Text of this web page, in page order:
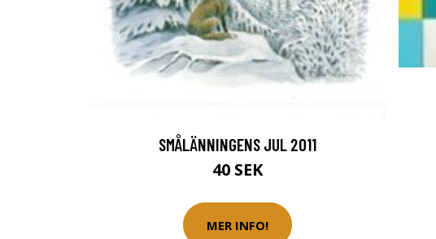
SMÅLÄNNINGENS JUL 2011
40 SEK
MER INFO!